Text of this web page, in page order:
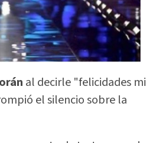
al decirle "felicidades mi
el silencio sobre la